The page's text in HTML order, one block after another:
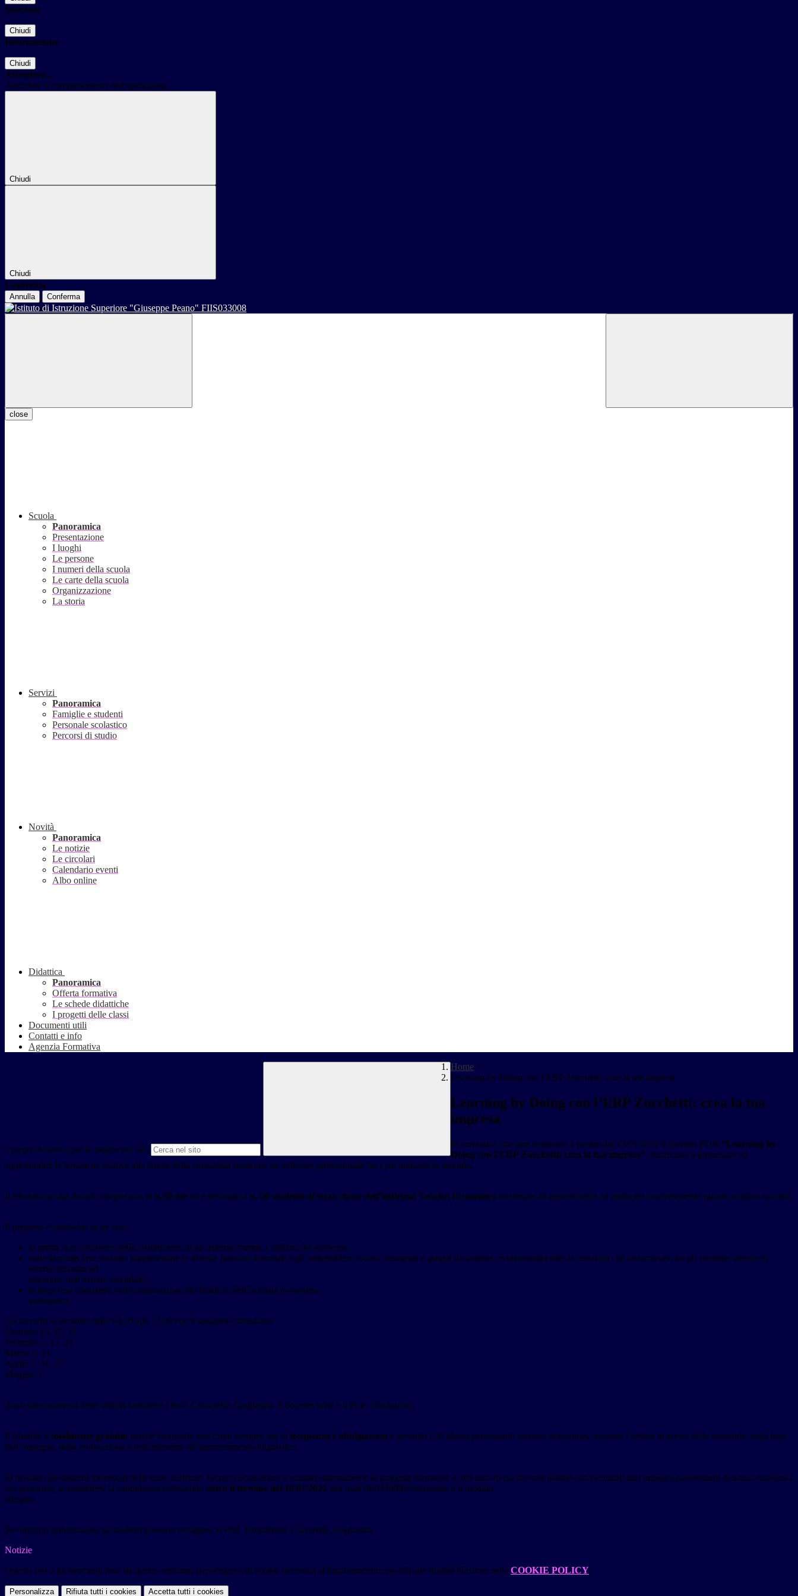
Successo
Chiudi
Informazione
Chiudi
Attendere...
Attendere il completamento dell'operazione...
Chiudi
Chiudi
Conferma
Annulla Conferma
close
Scuola
Panoramica
Presentazione
I luoghi
Le persone
I numeri della scuola
Le carte della scuola
Organizzazione
La storia
Servizi
Panoramica
Famiglie e studenti
Personale scolastico
Percorsi di studio
Novità
Panoramica
Le notizie
Le circolari
Calendario eventi
Albo online
Didattica
Panoramica
Offerta formativa
Le schede didattiche
I progetti delle classi
Documenti utili
Contatti e info
Agenzia Formativa
Campo di ricerca per le pagine del sito
Home >
Learning by Doing con l’ERP Zucchetti: crea la tua impresa
Learning by Doing con l’ERP Zucchetti: crea la tua
impresa
Si comunica che sarà realizzato a partire dal 13/01/2022 il modulo PON “Learning by
Doing con l’ERP Zucchetti: crea la tua impresa”, finalizzato a potenziare ed
approfondire le tematiche relative alla tenuta della contabilità mediante un software professionale tra i più utilizzati in azienda.
Il Modulo ha una durata complessiva di n.30 ore ed è destinato a n. 20 studenti di terza classe dell’indirizzo Tecnico Economico interessati ad approfondire ed applicare concretamente quanto studiato sui testi.
Il progetto è suddiviso in tre fasi:
la prima fase consisterà nella costituzione di un’azienda tramite l’utilizzo del software;
nella seconda fase saranno rappresentate le diverse funzioni aziendali e gli stakeholders esterni, assegnati a gruppi di studenti, evidenziando tutte le relazioni che intercorrono tra gli elementi interni ed
esterni chiamati ad
interagire nell’azione aziendale;
la terza fase consisterà nella realizzazione del Bilancio dell’azienda in maniera
automatica.
Gli incontri si terranno dalle 14.30 alle 17.00 con il seguente calendario:
Gennaio 13, 27, 31
Febbraio 7, 17, 21
Marzo 3, 21
Aprile 7, 11, 27
Maggio 5
Sono stati incaricati delle attività formative i Prof. Ciavarella, Gagliastro. Il docente tutor è il Prof. Olmastroni.
Il Modulo è totalmente gratuito perché finanziato con fondi europei, ma la frequenza è obbligatoria e pertanto i 20 alunni partecipanti saranno selezionati, secondo l’ordine di arrivo delle domande, sulla base
dell’impegno, della motivazione e dell’attitudine all’apprendimento linguistico.
Si invitano gli studenti interessati delle terze indirizzo Tecnico Economico a valutare attentamente la proposta formativa e, nel caso in cui sia conciliabile con eventuali altri impegni pomeridiani di natura scolastica
e/o personale, a trasmettere la candidatura restituendo entro il termine del 10/01/2022 alla mail fiis033008@istruzione.it il modulo
allegato.
Per ulteriori informazioni gli studenti possono rivolgersi ai Prof. Olmastroni, Ciavarella, Gagliastro.
Notizie
Questo sito o gli strumenti terzi da questo utilizzati si avvalgono di cookie necessari al funzionamento ed utili alle finalità illustrate nella COOKIE POLICY.
Personalizza Rifiuta tutti i cookies Accetta tutti i cookies